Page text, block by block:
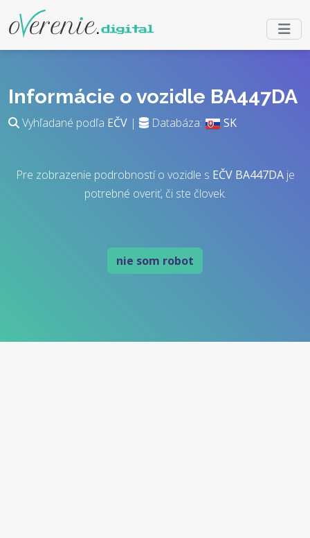
Informácie o vozidle BA447DA
Vyhľadané podľa EČV | Databáza: SK
Pre zobrazenie podrobností o vozidle s EČV BA447DAje
potrebné overiť, či ste človek.
nie som robot